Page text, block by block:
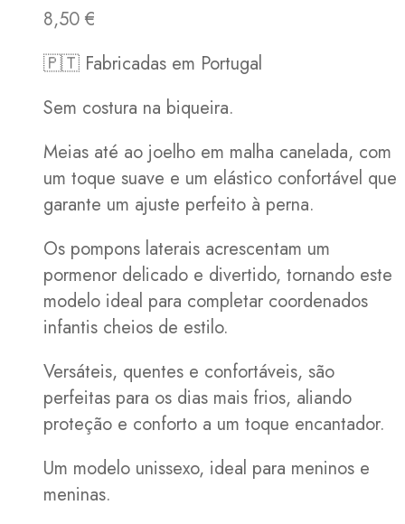
8,50 €
🇵🇹 Fabricadas em Portugal
Sem costura na biqueira.
Meias até ao joelho em malha canelada, com
um toque suave e um elástico confortável que
garante um ajuste perfeito à perna.
Os pompons laterais acrescentam um
pormenor delicado e divertido, tornando este
modelo ideal para completar coordenados
infantis cheios de estilo.
Versáteis, quentes e confortáveis, são
perfeitas para os dias mais frios, aliando
proteção e conforto a um toque encantador.
Um modelo unissexo, ideal para meninos e
meninas.